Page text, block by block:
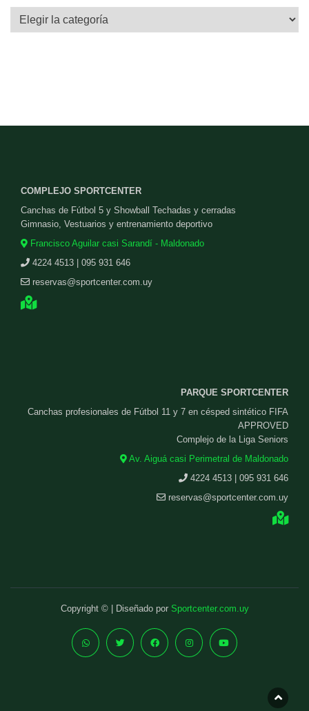
Categorías
COMPLEJO SPORTCENTER
Canchas de Fútbol 5 y Showball Techadas y cerradas
Gimnasio, Vestuarios y entrenamiento deportivo
Francisco Aguilar casi Sarandí - Maldonado
4224 4513 | 095 931 646
reservas@sportcenter.com.uy
PARQUE SPORTCENTER
Canchas profesionales de Fútbol 11 y 7 en césped sintético FIFA
APPROVED
Complejo de la Liga Seniors
Av. Aiguá casi Perimetral de Maldonado
4224 4513 | 095 931 646
reservas@sportcenter.com.uy
Copyright © | Diseñado por Sportcenter.com.uy